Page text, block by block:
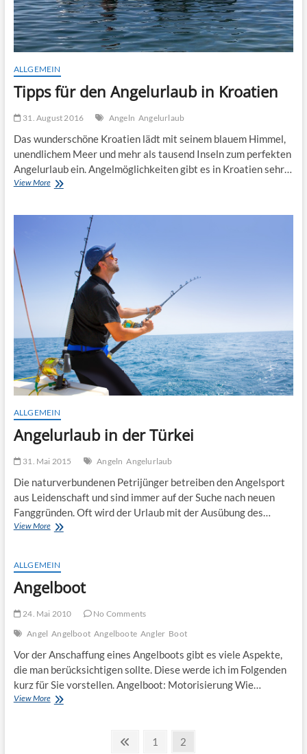
ALLGEMEIN
Tipps für den Angelurlaub in Kroatien
31. August 2016 Angeln Angelurlaub
Das wunderschöne Kroatien lädt mit seinem blauem Himmel,
unendlichem Meer und mehr als tausend Inseln zum perfekten
Angelurlaub ein. Angelmöglichkeiten gibt es in Kroatien sehr…
View MoreTipps
Angelurlaub
ALLGEMEIN
Angelurlaub in der Türkei
31. Mai 2015 Angeln Angelurlaub
Die naturverbundenen Petrijünger betreiben den Angelsport
aus Leidenschaft und sind immer auf der Suche nach neuen
Fanggründen. Oft wird der Urlaub mit der Ausübung des…
View MoreAngelurlaub
Türkei
ALLGEMEIN
Angelboot
24. Mai 2010
No Comments
Angel Angelboot Angelboote Angler Boot
Vor der Anschaffung eines Angelboots gibt es viele Aspekte,
die man berücksichtigen sollte. Diese werde ich im Folgenden
kurz für Sie vorstellen. Angelboot: Motorisierung Wie…
View MoreAngelboot
Seitennummerierung
Previous
Page
1 Page
2